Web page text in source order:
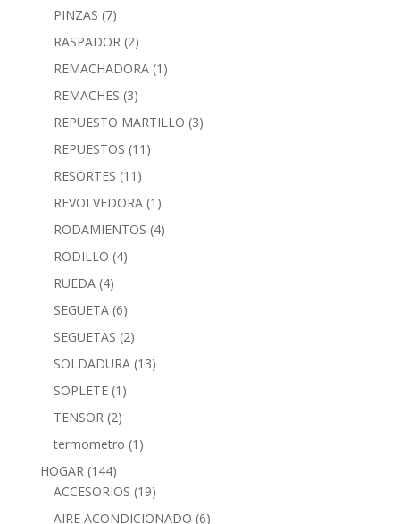
PINZAS (7)
RASPADOR (2)
REMACHADORA (1)
REMACHES (3)
REPUESTO MARTILLO (3)
REPUESTOS (11)
RESORTES (11)
REVOLVEDORA (1)
RODAMIENTOS (4)
RODILLO (4)
RUEDA (4)
SEGUETA (6)
SEGUETAS (2)
SOLDADURA (13)
SOPLETE (1)
TENSOR (2)
termometro (1)
HOGAR (144)
ACCESORIOS (19)
AIRE ACONDICIONADO (6)